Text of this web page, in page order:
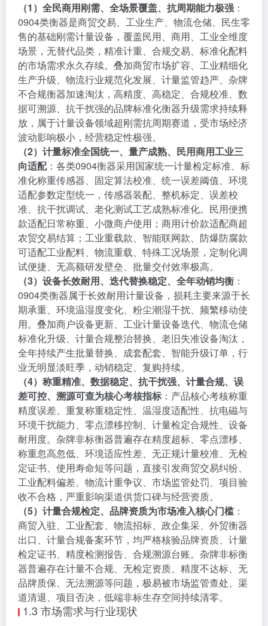
（1）全民商用刚需、全场景覆盖、抗周期能力极强 ：
0904类衡器是商贸交易、工业生产、物流仓储、民生零
售的基础刚需计量设备，覆盖民用、商用、工业全维度
场景，无替代品类，精准计重、合规交易、标准化配料
的市场需求永久存续。叠加商贸市场扩容、工业精细化
生产升级、物流行业规范化发展、计量监管趋严、杂牌
不合规衡器加速淘汰，高精度、高稳定、合规校准、数
据可溯源、抗干扰强的品牌标准化衡器升级需求持续释
放，属于计量设备领域超刚需抗周期赛道，受市场经济
波动影响极小，经营稳定性极强。
（2）计量标准全国统一、量产成熟、民用商用工业三
向适配：各类0904衡器采用国家统一计量检定标准、标
准化称重传感器、固定算法校准、统一误差阈值、环境
适配参数定型统一，传感器装配、整机标定、误差校
准、抗干扰调试、老化测试工艺成熟标准化。民用便携
款适配日常称重、小微商户使用；商用计价款适配商超
农贸交易结算；工业重载款、智能联网款、防爆防腐款
可适配工业配料、物流重载、特殊工况场景，定制化调
试便捷、无高额研发壁垒、批量交付效率极高。
（3）设备长效耐用、迭代替换稳定、全年动销均衡 ：
0904类衡器属于长效耐用计量设备，损耗主要来源于长
期承重、环境温湿度变化、粉尘潮湿干扰、频繁移动使
用。叠加商户设备更新、工业计量设备迭代、物流仓储
标准化升级、计量合规整治替换、老旧失准设备淘汰，
全年持续产生批量替换、成套配套、智能升级订单，行
业无明显淡旺季，动销稳定、复购持续。
（4）称重精准、数据稳定、抗干扰强、计量合规、误
差可控、溯源可查为核心考核指标 ：产品核心考核称重
精度误差、重复称重稳定性、温湿度适配性、抗电磁与
环境干扰能力、零点漂移控制、计量检定合规性、设备
耐用度。杂牌非标衡器普遍存在精度超标、零点漂移、
称重忽高忽低、环境适应性差、无正规计量校准、无检
定证书、使用寿命短等问题，直接引发商贸交易纠纷、
工业配料偏差、物流计重争议、市场监管处罚、项目验
收不合格，严重影响渠道供货口碑与经营资质。
（5）计量合规检定、品牌资质为市场准入核心门槛：
商贸入驻、工业配套、物流招标、政企集采、外贸衡器
出口、计量合规备案环节，均严格核验品牌资质、计量
检定证书、精度检测报告、合规溯源台账。杂牌非标衡
器普遍存在计量不合规、无检定资质、精度不达标、无
品牌质保、无法溯源等问题，极易被市场监管查处、渠
道清退、项目否决，低端非标生存空间持续清零。
1.3 市场需求与行业现状